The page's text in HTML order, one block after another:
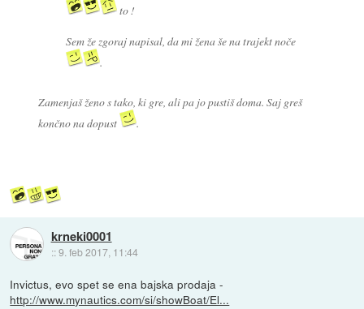
to !
Sem že zgoraj napisal, da mi žena še na trajekt noče
.
Zamenjaš ženo s tako, ki gre, ali pa jo pustiš doma. Saj greš
končno na dopust
.
krneki0001
::9. feb 2017, 11:44
Invictus, evo spet se ena bajska prodaja -
http://www.mynautics.com/si/showBoat/El...